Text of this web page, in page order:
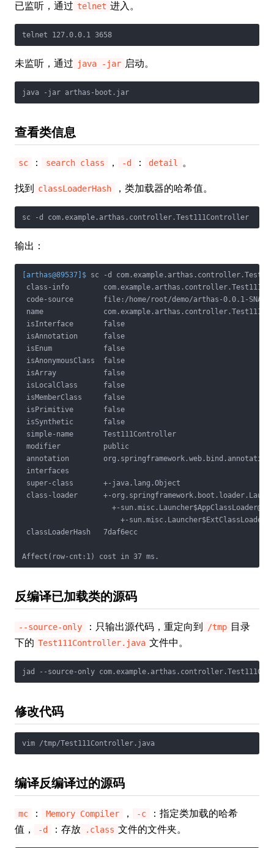
已监听，通过 telnet 进入。
telnet 127.0.0.1 3658
未监听，通过 java -jar 启动。
java -jar arthas-boot.jar
查看类信息
sc ： search class ， -d ： detail 。
找到 classLoaderHash ，类加载器的哈希值。
sc -d com.example.arthas.controller.Test111Controller
输出：
[arthas@89537]$ sc -d
class-info
code-source       file:/
name
simple-
annotation
super-
class-loader      +-
Affect(row-cnt:1) cost in 37 ms.
反编译已加载类的源码
--source-only ：只输出源代码，重定向到 /tmp 目录
下的 Test111Controller.java 文件中。
jad --source-only
修改代码
vim /tmp/Test111Controller.java
编译反编译过的源码
mc ： Memory Compiler ， -c
：指定类加载的哈希
值，
-d ：存放 .class 文件的文件夹。